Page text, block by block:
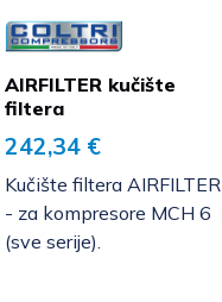
AIRFILTER kučište
filtera
242,34 €
Kučište filtera AIRFILTER
- za kompresore MCH 6
(sve serije).